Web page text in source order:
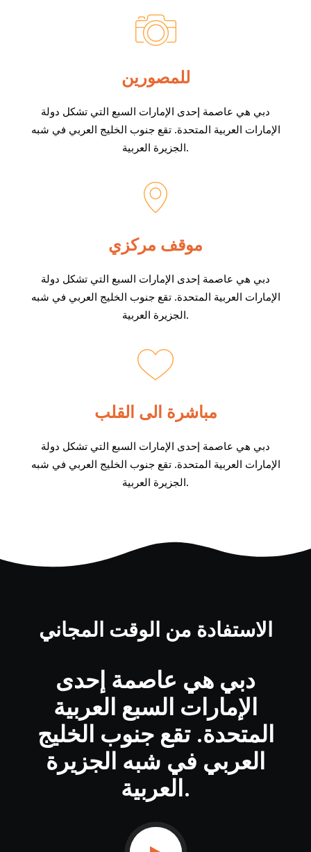
للمصورين
دبي هي عاصمة إحدى الإمارات السبع التي تشكل دولة
الإمارات العربية المتحدة. تقع جنوب الخليج العربي في شبه
الجزيرة العربية.
موقف مركزي
دبي هي عاصمة إحدى الإمارات السبع التي تشكل دولة
الإمارات العربية المتحدة. تقع جنوب الخليج العربي في شبه
الجزيرة العربية.
مباشرة الى القلب
دبي هي عاصمة إحدى الإمارات السبع التي تشكل دولة
الإمارات العربية المتحدة. تقع جنوب الخليج العربي في شبه
الجزيرة العربية.
الاستفادة من الوقت المجاني
دبي هي عاصمة إحدى
الإمارات السبع العربية
المتحدة. تقع جنوب الخليج
العربي في شبه الجزيرة
العربية.